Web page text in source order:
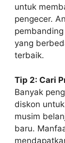
untuk
pengecer.
yang
terbaik.
Tip 2: Cari
Banyak
diskon
musim
baru.